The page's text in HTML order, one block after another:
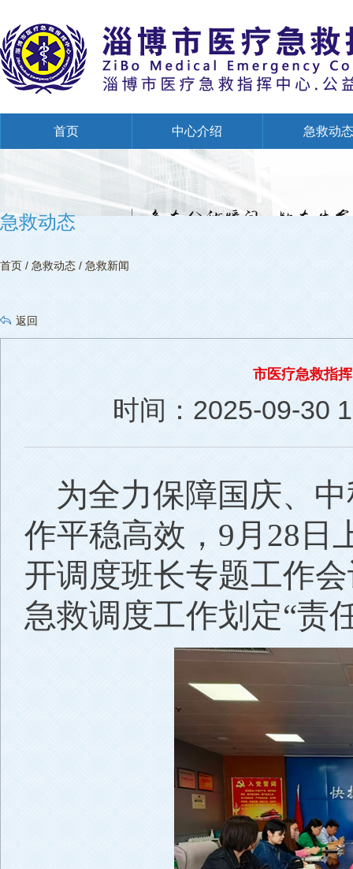
首页 中心介绍 急救动态
创建全国文明单位专栏
急救动态
首页 / 急救动态 / 急救新闻
返回
市医疗急救指
时间：2025-09-30
为全力保障国庆、
作平稳高效，9月28日
开调度班长专题工作
急救调度工作划定“责